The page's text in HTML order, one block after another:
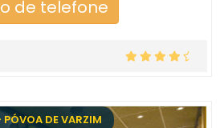
de telefone
DE VARZIM